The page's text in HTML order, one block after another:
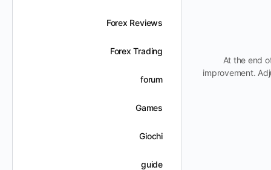
At the end
improvement.
Forex Reviews
Forex Trading
forum
Games
Giochi
guide